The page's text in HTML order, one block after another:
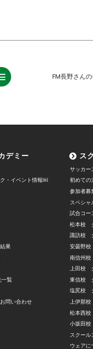
FM長野さん
デミー
・イベント情報￼
果
覧
問い合わせ
ス
サッカー
初めての
参加者募
スペシャ
試合コー
松本校
諏訪校
安曇野
南信州
上田校
東信校
塩尻校
上伊那
松本西
小坂田
スクール
ウェアに